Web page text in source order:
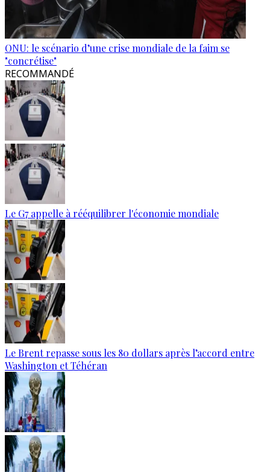
ONU: le scénario d’une crise mondiale de la faim se
"concrétise"
RECOMMANDÉ
Le G7 appelle à rééquilibrer l'économie mondiale
Le Brent repasse sous les 80 dollars après l’accord entre
Washington et Téhéran